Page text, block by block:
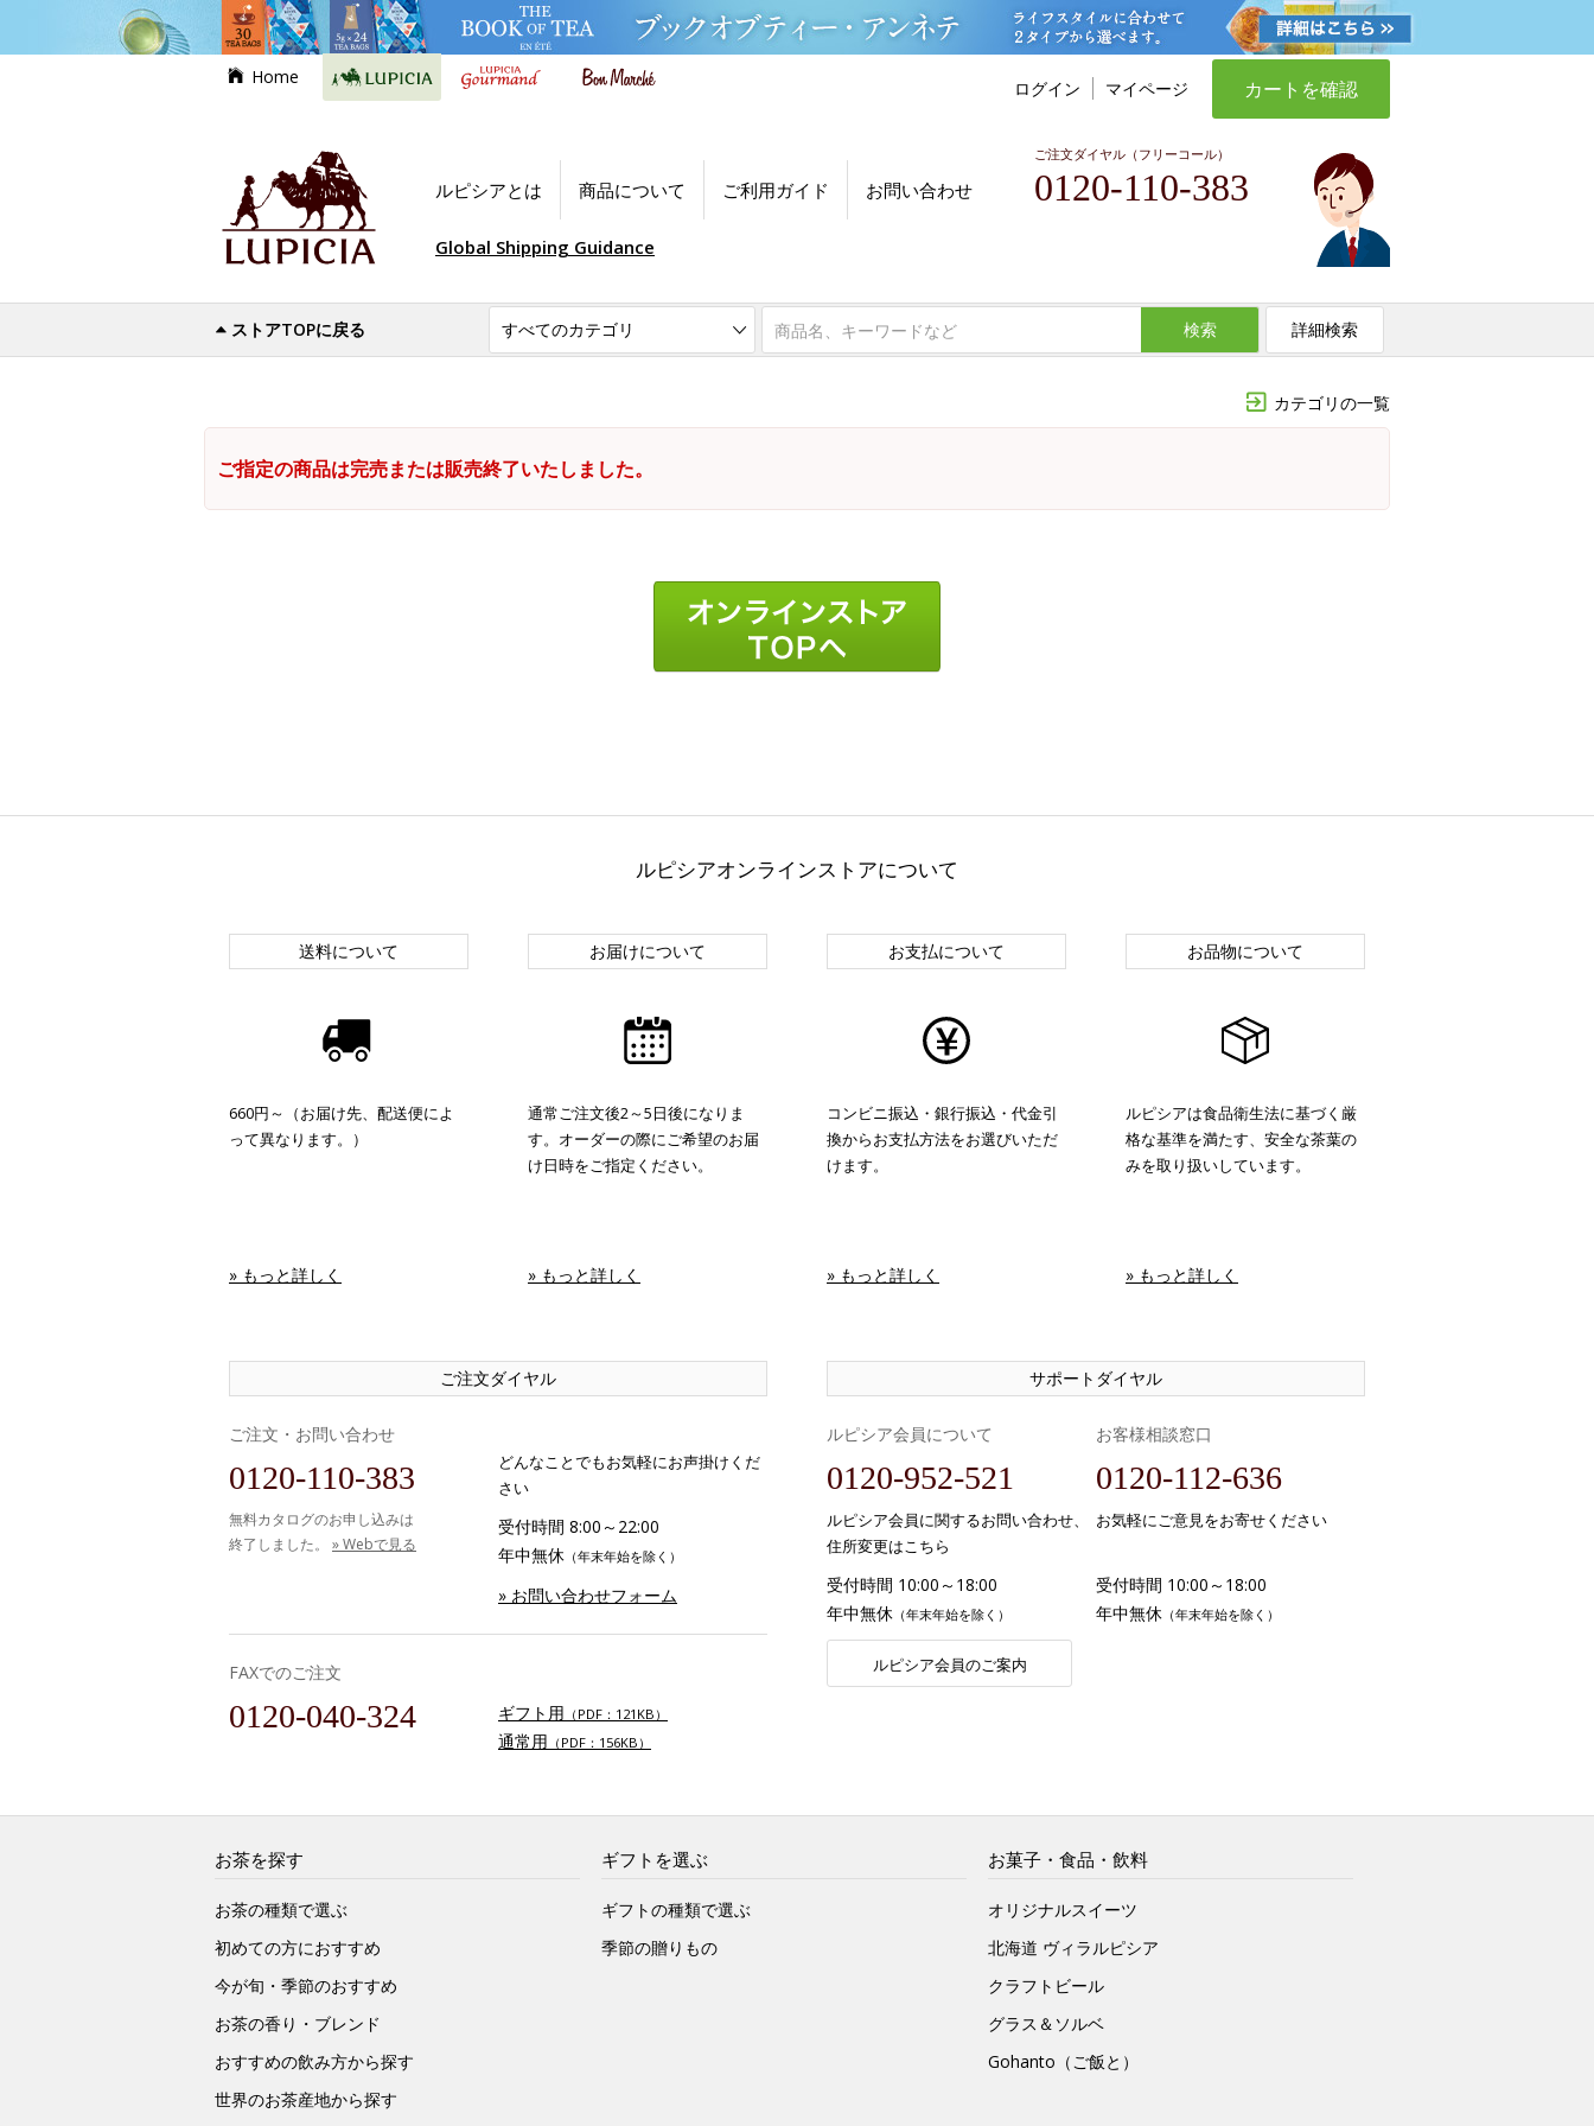
Home
ログイン マイページ カートを確認
ルピシアとは 商品について ご利用ガイド お問い合わせ
ご注文ダイヤル（フリーコール）
0120-110-383
Global Shipping Guidance
ストアTOPに戻る 検索 詳細検索
カテゴリの一覧
ご指定の商品は完売または販売終了いたしました。
ルピシアオンラインストアについて
送料について
660円～（お届け先、配送便によ
って異なります。）
» もっと詳しく
お届けについて
通常ご注文後2～5日後になりま
す。オーダーの際にご希望のお届
け日時をご指定ください。
» もっと詳しく
お支払について
コンビニ振込・銀行振込・代金引
換からお支払方法をお選びいただ
けます。
» もっと詳しく
お品物について
ルピシアは食品衛生法に基づく厳
格な基準を満たす、安全な茶葉の
みを取り扱いしています。
» もっと詳しく
ご注文ダイヤル
ご注文・お問い合わせ
0120-110-383
無料カタログのお申し込みは
終了しました。 » Webで見る
どんなことでもお気軽にお声掛けくだ
さい
受付時間 8:00～22:00
年中無休 （年末年始を除く）
» お問い合わせフォーム
FAXでのご注文
0120-040-324 ギフト用 （PDF：121KB）
通常用 （PDF：156KB）
サポートダイヤル
ルピシア会員について
0120-952-521
ルピシア会員に関するお問い合わせ、
住所変更はこちら
受付時間 10:00～18:00
年中無休 （年末年始を除く）
ルピシア会員のご案内
お客様相談窓口
0120-112-636
お気軽にご意見をお寄せください
受付時間 10:00～18:00
年中無休 （年末年始を除く）
お茶を探す
お茶の種類で選ぶ
初めての方におすすめ
今が旬・季節のおすすめ
お茶の香り・ブレンド
おすすめの飲み方から探す
世界のお茶産地から探す
ギフトを選ぶ
ギフトの種類で選ぶ
季節の贈りもの
お菓子・食品・飲料
オリジナルスイーツ
北海道 ヴィラルピシア
クラフトビール
グラス＆ソルベ
Gohanto（ご飯と）